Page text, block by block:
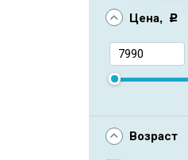
Цена , Р
Возраст